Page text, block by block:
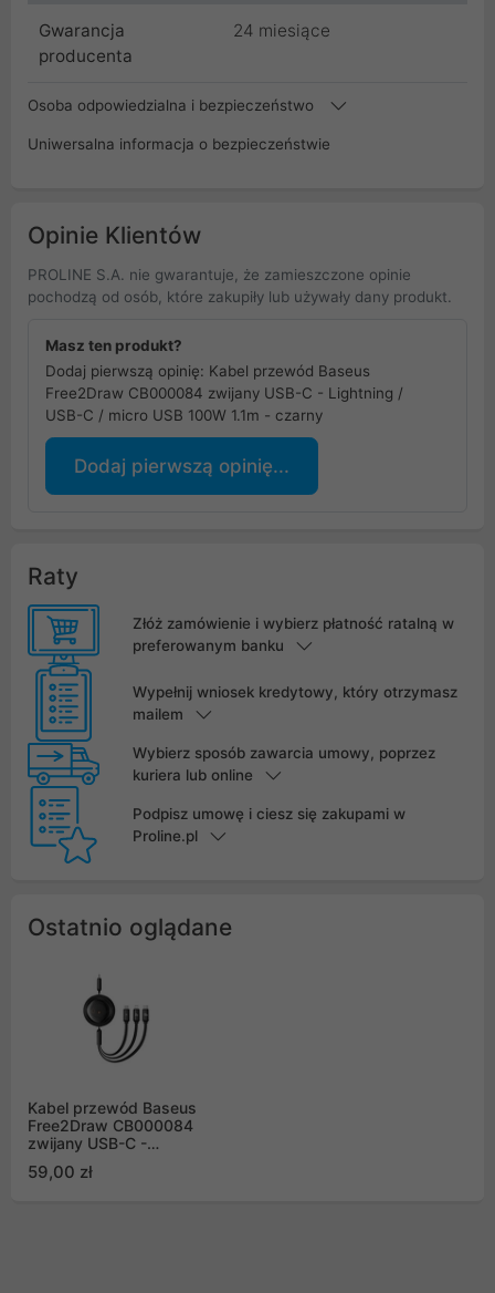
Gwarancja
producenta
24 miesiące
Osoba odpowiedzialna i bezpieczeństwo
Uniwersalna informacja o bezpieczeństwie
Opinie Klientów
PROLINE S.A. nie gwarantuje, że zamieszczone opinie
pochodzą od osób, które zakupiły lub używały dany produkt.
Masz ten produkt?
Dodaj pierwszą opinię: Kabel przewód Baseus
Free2Draw CB000084 zwijany USB-C - Lightning /
USB-C / micro USB 100W 1.1m - czarny
Dodaj pierwszą opinię...
Raty
Złóż zamówienie i wybierz płatność ratalną w
preferowanym banku
Wypełnij wniosek kredytowy, który otrzymasz
mailem
Wybierz sposób zawarcia umowy, poprzez
kuriera lub online
Podpisz umowę i ciesz się zakupami w
Proline.pl
Ostatnio oglądane
Kabel przewód Baseus
Free2Draw CB000084
zwijany USB-C -
micro USB 100W 1.1m -
59,00 zł